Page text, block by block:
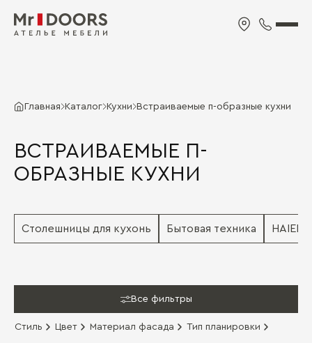
Главная Каталог Кухни Встраиваемые п-образные кухни
ВСТРАИВАЕМЫЕ П-
ОБРАЗНЫЕ КУХНИ
Столешницы для кухонь Бытовая техника HAIER
Все фильтры
Стиль Цвет Материал фасада Тип планировки